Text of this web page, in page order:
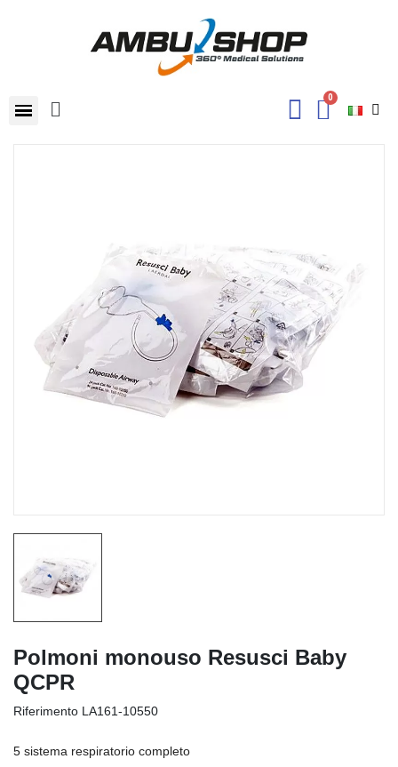
Polmoni monouso Resusci Baby
QCPR
Riferimento LA161-10550
5 sistema respiratorio completo